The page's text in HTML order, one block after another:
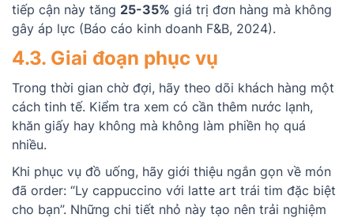
tiếp cận này tăng 25-35% giá trị đơn hàng mà không
gây áp lực (Báo cáo kinh doanh F&B, 2024).
4.3. Giai đoạn phục vụ
Trong thời gian chờ đợi, hãy theo dõi khách hàng một
cách tinh tế. Kiểm tra xem có cần thêm nước lạnh,
khăn giấy hay không mà không làm phiền họ quá
nhiều.
Khi phục vụ đồ uống, hãy giới thiệu ngắn gọn về món
đã order: “Ly cappuccino với latte art trái tim đặc biệt
cho bạn”. Những chi tiết nhỏ này tạo nên trải nghiệm